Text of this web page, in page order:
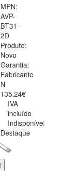
MPN:
AVP-
BT31-
2D
Produto:
Novo
Garantia:
Fabricante
N
135.24€
IVA
incluído
Indisponível
Destaque